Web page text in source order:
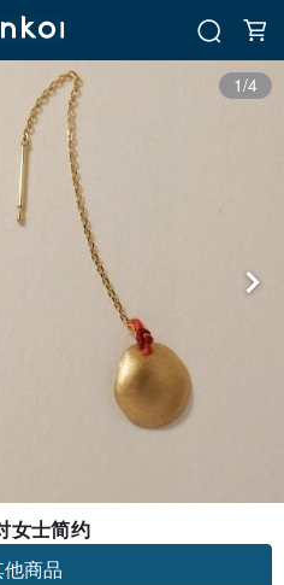
1/4
女士简约
商品